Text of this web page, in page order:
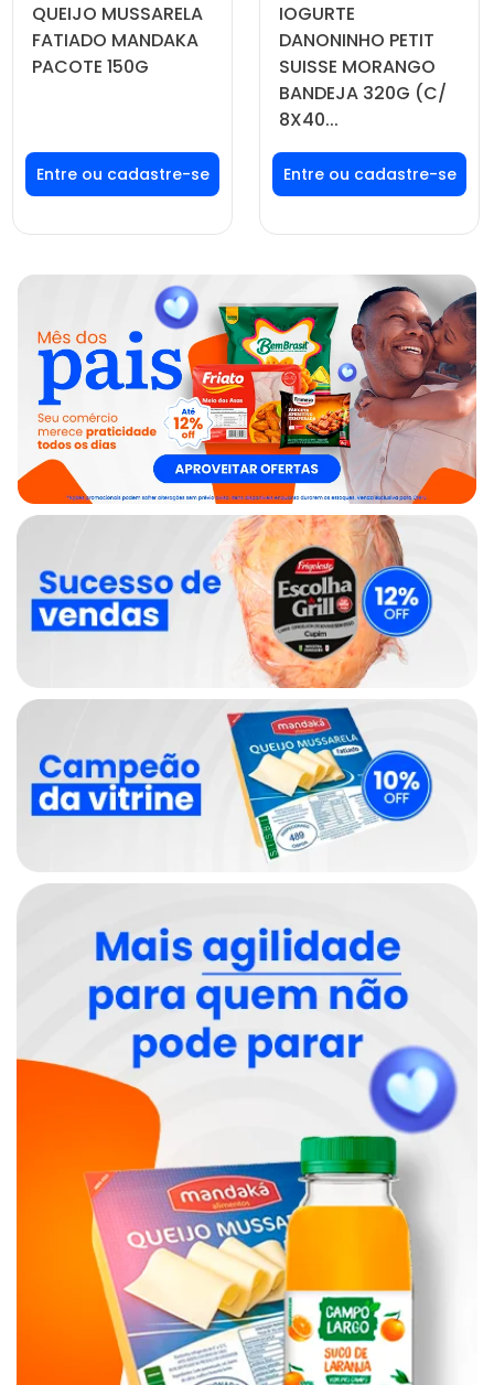
QUEIJO MUSSARELA
FATIADO MANDAKA
PACOTE 150G
Faça seu login ou
cadastre-se para
ver preços e
IOGURTE
DANONINHO PETIT
SUISSE MORANGO
BANDEJA 320G (C/
8X40...
Faça seu login ou
cadastre-se para
ver preços e